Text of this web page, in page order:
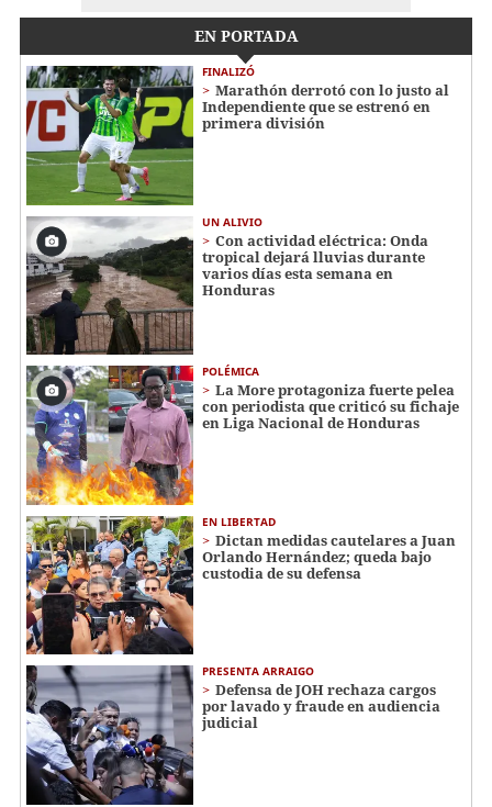
EN PORTADA
FINALIZÓ
Marathón derrotó con lo justo al
Independiente que se estrenó en
primera división
UN ALIVIO
Con actividad eléctrica: Onda
tropical dejará lluvias durante
varios días esta semana en
Honduras
POLÉMICA
La More protagoniza fuerte pelea
con periodista que criticó su fichaje
en Liga Nacional de Honduras
EN LIBERTAD
Dictan medidas cautelares a Juan
Orlando Hernández; queda bajo
custodia de su defensa
PRESENTA ARRAIGO
Defensa de JOH rechaza cargos
por lavado y fraude en audiencia
judicial